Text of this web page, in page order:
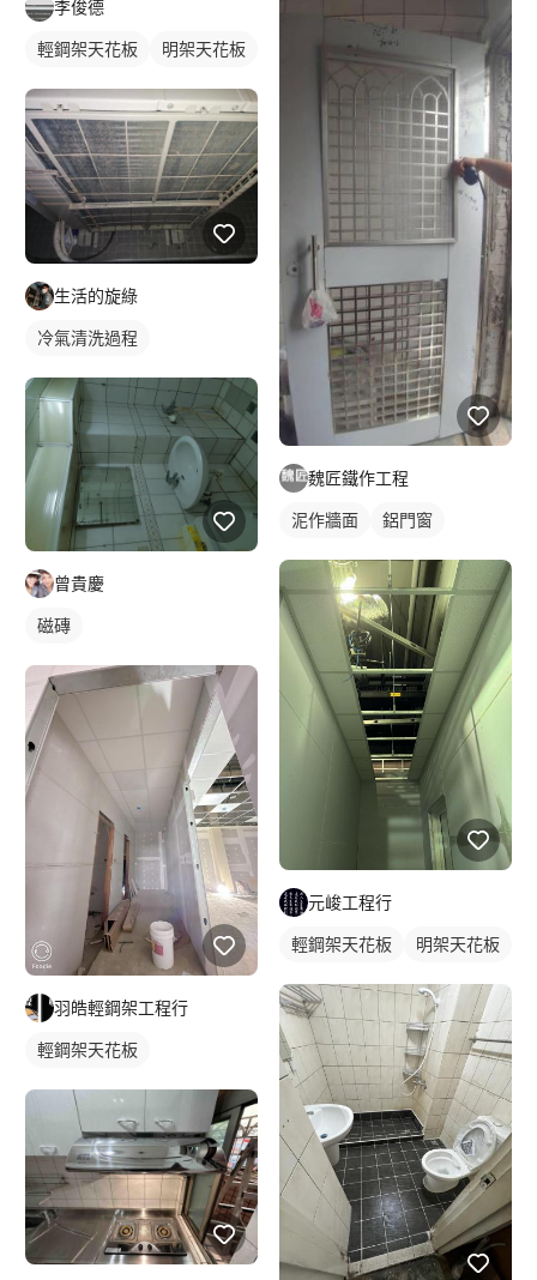
李俊德
輕鋼架天花板 明架天花板
生活的旋綠
冷氣清洗過程
曾貴慶
磁磚
羽皓輕鋼架工程行
輕鋼架天花板
石材地板
魏匠鐵作工程
泥作牆面 鋁門窗
元峻工程行
輕鋼架天花板 明架天花板